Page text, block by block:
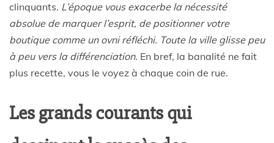
clinquants. L’époque vous exacerbe la nécessité
absolue de marquer l’esprit, de positionner votre
boutique comme un ovni réfléchi. Toute la ville glisse peu
à peu vers la différenciation. En bref, la banalité ne fait
plus recette, vous le voyez à chaque coin de rue.
Les grands courants qui